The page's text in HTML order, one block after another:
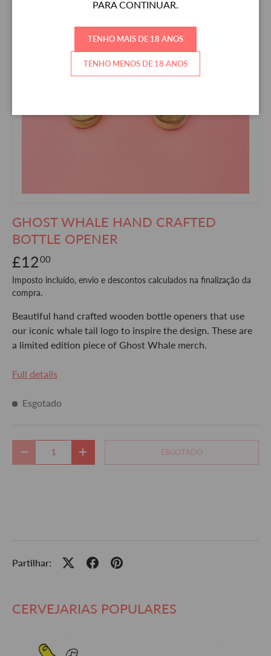
PARA CONTINUAR.
TENHO MAIS DE 18 ANOS
TENHO MENOS DE 18 ANOS
GHOST WHALE HAND CRAFTED
BOTTLE OPENER
£1200
Imposto incluído, envio e descontos calculados na finalização da
compra.
Beautiful hand crafted wooden bottle openers that use
our iconic whale tail logo to inspire the design. These are
a limited edition piece of Ghost Whale merch.
Full details
Esgotado
DIMINUIR QUANTIDADEAUMENTE A QUANTIDADEESGOTADO
Partilhar:
CERVEJARIAS POPULARES